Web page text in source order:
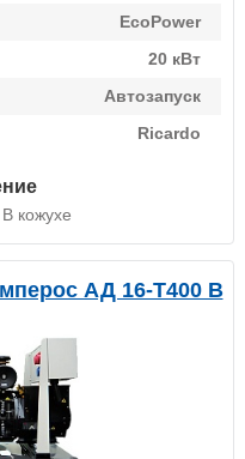
EcoPower
20 кВт
Автозапуск
Ricardo
В кожухе
АД 16-Т400 B